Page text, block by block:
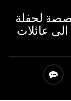
لحفلة
عائلات